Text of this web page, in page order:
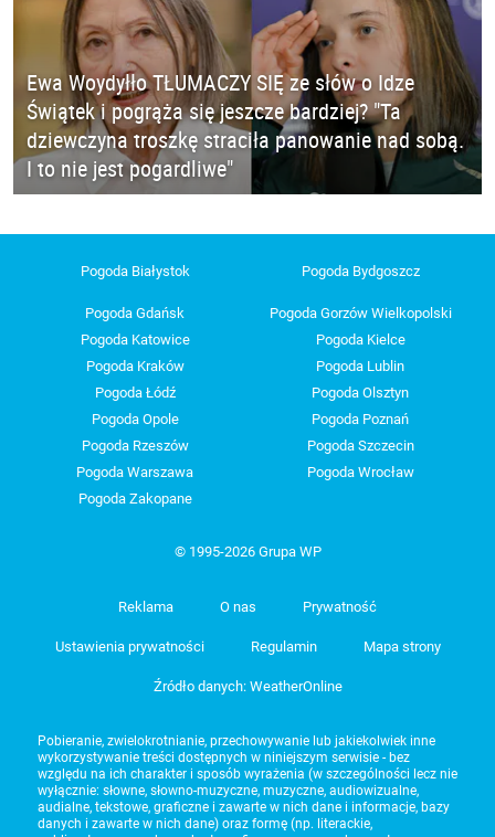
Ewa Woydyłło TŁUMACZY SIĘ ze słów o Idze
Świątek i pogrąża się jeszcze bardziej? "Ta
dziewczyna troszkę straciła panowanie nad sobą.
I to nie jest pogardliwe"
Pogoda Białystok Pogoda Bydgoszcz
Pogoda Gdańsk
Pogoda Gorzów Wielkopolski
Pogoda Katowice
Pogoda Kielce
Pogoda Kraków
Pogoda Lublin
Pogoda Łódź
Pogoda Olsztyn
Pogoda Opole
Pogoda Poznań
Pogoda Rzeszów
Pogoda Szczecin
Pogoda Warszawa
Pogoda Wrocław
Pogoda Zakopane
© 1995-2026 Grupa WP
Reklama O nas Prywatność
Ustawienia prywatności Regulamin Mapa strony
Źródło danych: WeatherOnline
Pobieranie, zwielokrotnianie, przechowywanie lub jakiekolwiek inne
wykorzystywanie treści dostępnych w niniejszym serwisie - bez
względu na ich charakter i sposób wyrażenia (w szczególności lecz nie
wyłącznie: słowne, słowno-muzyczne, muzyczne, audiowizualne,
audialne, tekstowe, graficzne i zawarte w nich dane i informacje, bazy
danych i zawarte w nich dane) oraz formę (np. literackie,